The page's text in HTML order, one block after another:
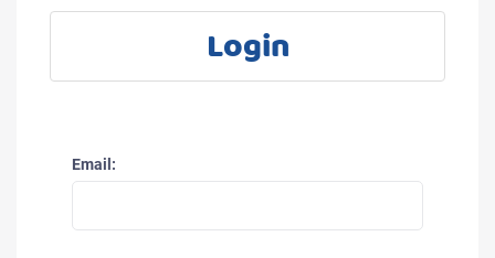
Login
Email: